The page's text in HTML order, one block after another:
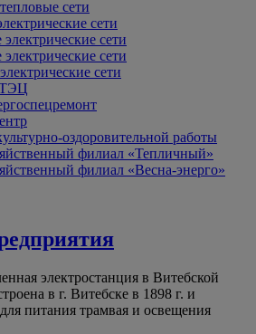
сети
сети
сети
сети
сети
ТЭЦ
оздоровительной работы
филиал «Тепличный»
филиал «Весна-энерго»
электростанция в Витебской
в г. Витебске в 1898 г. и
питания трамвая и освещения